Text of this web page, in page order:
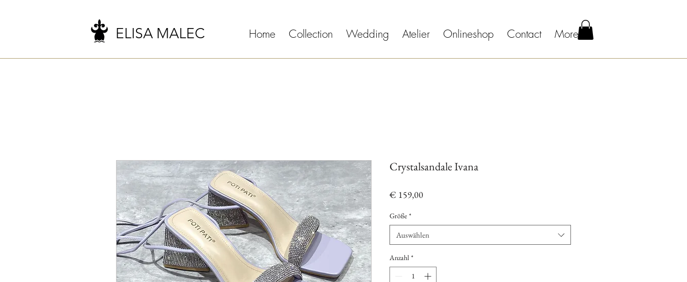
ELISA MALEC Home Collection Wedding Atelier Onlineshop Contact More
Crystalsandale Ivana
€ 159,00Preis
Größe *
Auswählen
Anzahl *